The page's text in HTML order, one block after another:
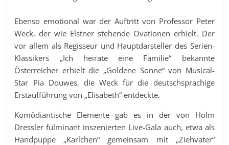
Ebenso emotional war der Auftritt von Professor Peter
Weck, der wie Elstner stehende Ovationen erhielt. Der
vor allem als Regisseur und Hauptdarsteller des Serien-
Klassikers „Ich heirate eine Familie“ bekannte
Österreicher erhielt die „Goldene Sonne“ von Musical-
Star Pia Douwes, die Weck für die deutschsprachige
Erstaufführung von „Elisabeth“ entdeckte.
Komödiantische Elemente gab es in der von Holm
Dressler fulminant inszenierten Live-Gala auch, etwa als
Handpuppe „Karlchen“ gemeinsam mit „Ziehvater“